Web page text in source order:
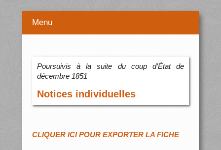
Menu
Poursuivis à la suite du coup d’État de
décembre 1851
Notices individuelles
CLIQUER ICI POUR EXPORTER LA FICHE